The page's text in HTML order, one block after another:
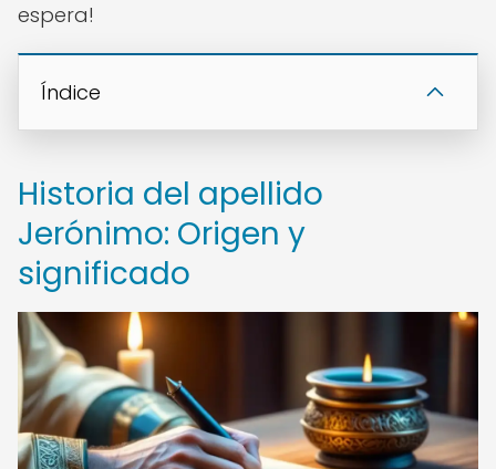
espera!
Índice
Historia del apellido
Jerónimo: Origen y
significado